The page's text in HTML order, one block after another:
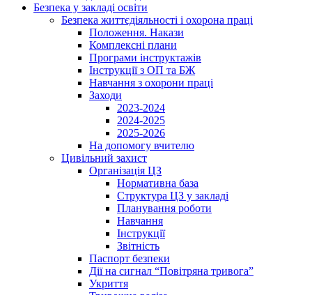
Безпека у закладі освіти
Безпека життєдіяльності і охорона праці
Положення. Накази
Комплексні плани
Програми інструктажів
Інструкції з ОП та БЖ
Навчання з охорони праці
Заходи
2023-2024
2024-2025
2025-2026
На допомогу вчителю
Цивільний захист
Організація ЦЗ
Нормативна база
Структура ЦЗ у закладі
Планування роботи
Навчання
Інструкції
Звітність
Паспорт безпеки
Дії на сигнал “Повітряна тривога”
Укриття